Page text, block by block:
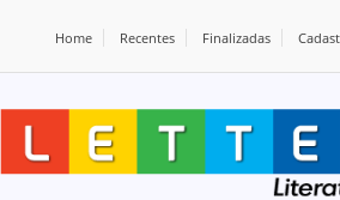
Home Recentes Finalizadas